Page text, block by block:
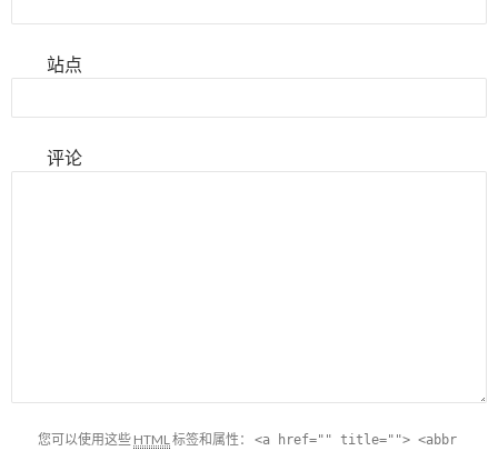
站点
评论
您可以使用这些 HTML标签和属性： <a href="" title=""> <abbr